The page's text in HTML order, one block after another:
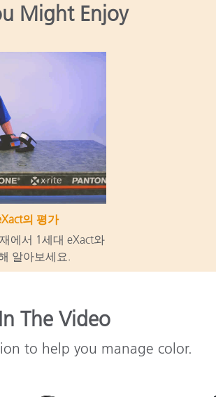
Might Enjoy
의 평가
에서 1세대 eXact와
알아보세요.
The Video
to help you manage color.